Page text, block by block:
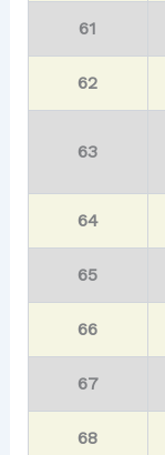
61
62
63
64
65
66
67
68